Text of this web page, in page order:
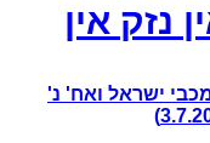
נזק אין
01-19 תנועת מכבי ישראל ואח' נ'